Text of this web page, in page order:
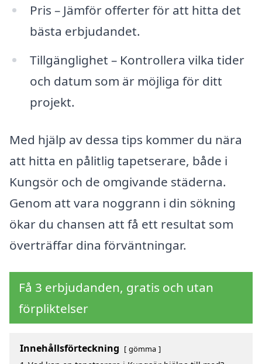
Pris – Jämför offerter för att hitta det
bästa erbjudandet.
Tillgänglighet – Kontrollera vilka tider
och datum som är möjliga för ditt
projekt.
Med hjälp av dessa tips kommer du nära
att hitta en pålitlig tapetserare, både i
Kungsör och de omgivande städerna.
Genom att vara noggrann i din sökning
ökar du chansen att få ett resultat som
överträffar dina förväntningar.
Få 3 erbjudanden, gratis och utan
förpliktelser
Innehållsförteckning gömma